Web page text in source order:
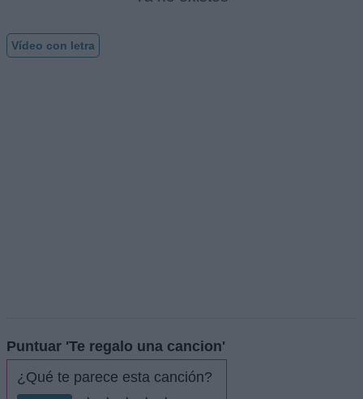
Vídeo con letra
Puntuar 'Te regalo una cancion'
¿Qué te parece esta canción?